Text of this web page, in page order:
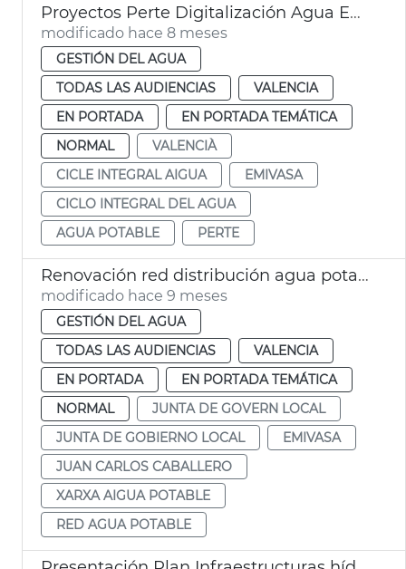
Proyectos Perte Digitalización Agua Emivasa València
modificado hace 8 meses
GESTIÓN DEL AGUA
TODAS LAS AUDIENCIAS
VALENCIA
EN PORTADA
EN PORTADA TEMÁTICA
NORMAL
VALENCIÀ
CICLE INTEGRAL AIGUA
EMIVASA
CICLO INTEGRAL DEL AGUA
AGUA POTABLE
PERTE
Renovación red distribución agua potable València
modificado hace 9 meses
GESTIÓN DEL AGUA
TODAS LAS AUDIENCIAS
VALENCIA
EN PORTADA
EN PORTADA TEMÁTICA
NORMAL
JUNTA DE GOVERN LOCAL
JUNTA DE GOBIERNO LOCAL
EMIVASA
JUAN CARLOS CABALLERO
XARXA AIGUA POTABLE
RED AGUA POTABLE